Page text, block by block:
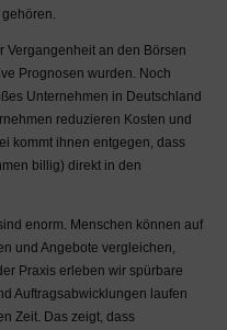
Vergangenheit an den Börsen
Prognosen wurden. Noch
Unternehmen in Deutschland
reduzieren Kosten und
kommt ihnen entgegen, dass
billig) direkt in den
enorm. Menschen können auf
und Angebote vergleichen,
Praxis erleben wir spürbare
Auftragsabwicklungen laufen
Zeit. Das zeigt, dass